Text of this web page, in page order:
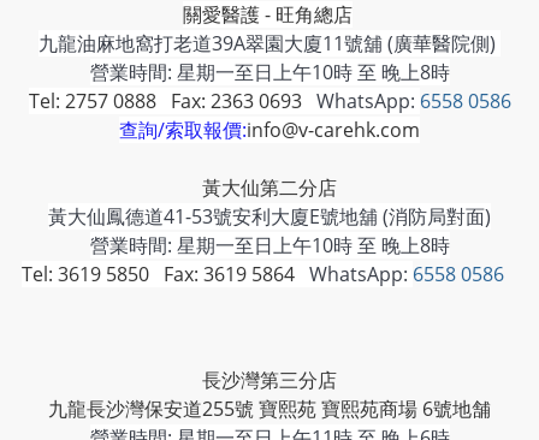
關愛醫護 - 旺角總店
九龍油麻地窩打老道39A翠園大廈11號舖 (廣華醫院側)
營業時間: 星期一至日上午10時 至 晚上8時
Tel: 2757 0888 Fax: 2363 0693WhatsApp: 6558 0586
查詢/索取報價:info@v-carehk.com
黃大仙第二分店
黃大仙鳳德道41-53號安利大廈E號地舖 (消防局對面)
營業時間: 星期一至日上午10時 至 晚上8時
Tel: 3619 5850 Fax: 3619 5864WhatsApp: 6558 0586
長沙灣第三分店
九龍長沙灣保安道255號 寶熙苑 寶熙苑商場 6號地舗